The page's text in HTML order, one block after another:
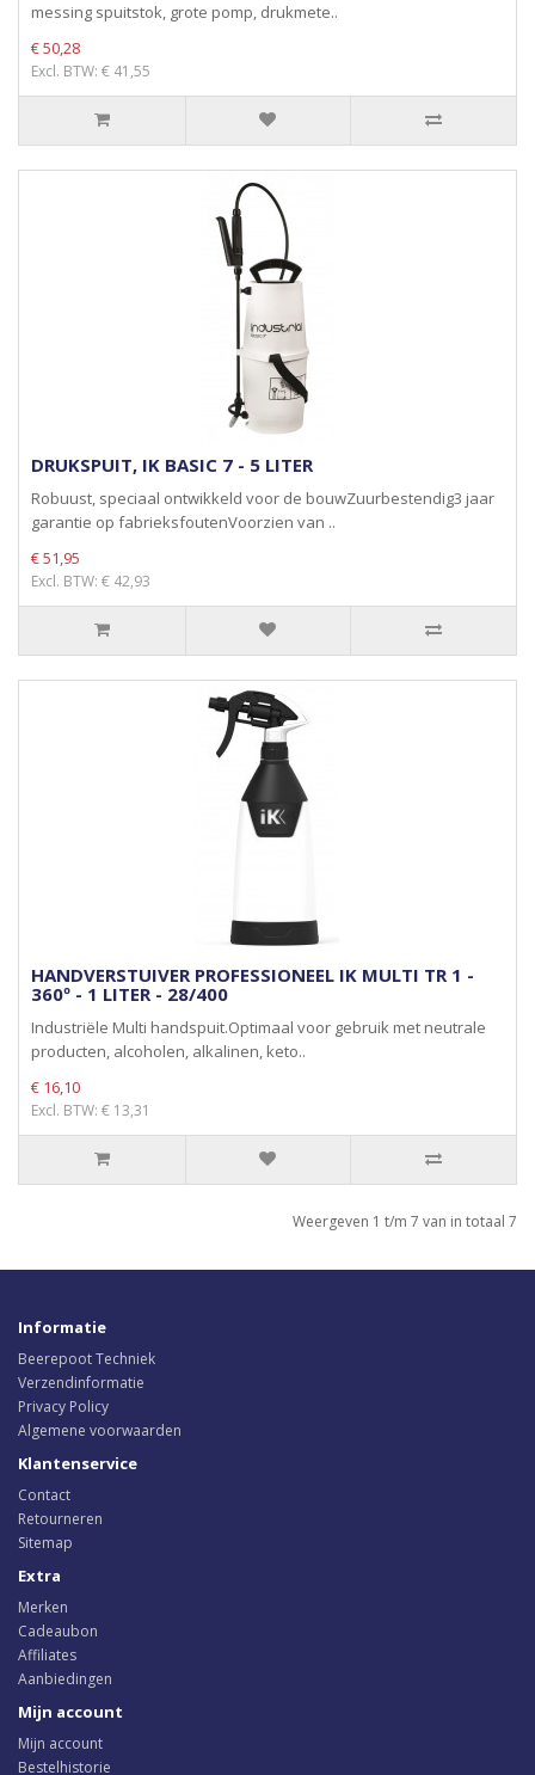
messing spuitstok, grote pomp, drukmete..
€ 50,28
Excl. BTW: € 41,55
DRUKSPUIT, IK BASIC 7 - 5 LITER
Robuust, speciaal ontwikkeld voor de bouwZuurbestendig3 jaar
garantie op fabrieksfoutenVoorzien van ..
€ 51,95
Excl. BTW: € 42,93
HANDVERSTUIVER PROFESSIONEEL IK MULTI TR 1 -
360º - 1 LITER - 28/400
Industriële Multi handspuit.Optimaal voor gebruik met neutrale
producten, alcoholen, alkalinen, keto..
€ 16,10
Excl. BTW: € 13,31
Weergeven 1 t/m 7 van in totaal 7
Informatie
Beerepoot Techniek
Verzendinformatie
Privacy Policy
Algemene voorwaarden
Klantenservice
Contact
Retourneren
Sitemap
Extra
Merken
Cadeaubon
Affiliates
Aanbiedingen
Mijn account
Mijn account
Bestelhistorie